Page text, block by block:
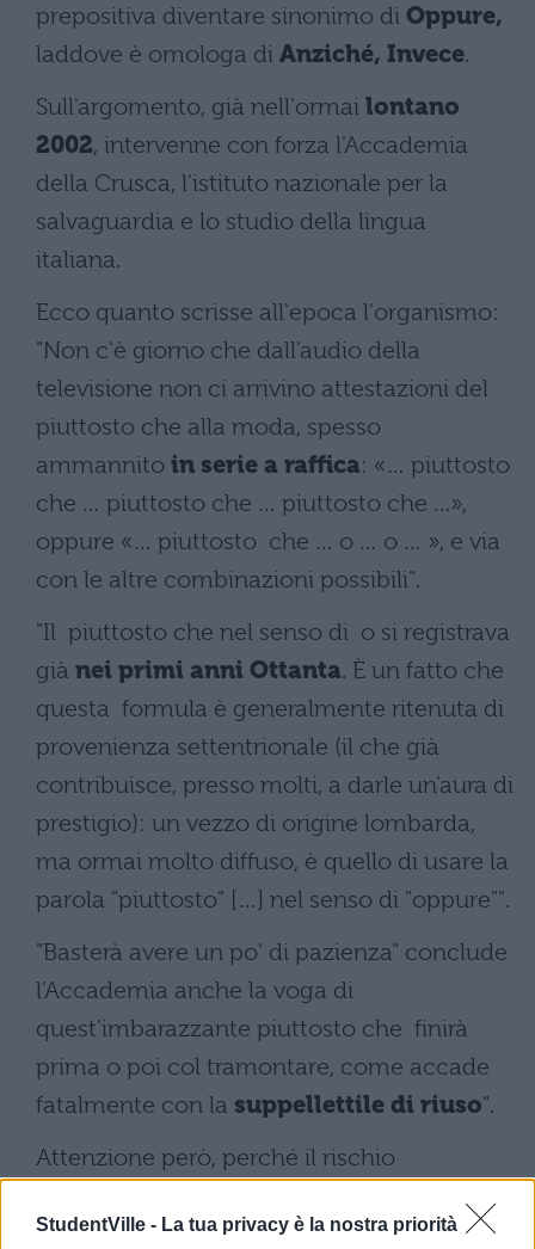
StudentVille - La tua privacy è la nostra priorità
prepositiva diventare sinonimo di Oppure,
laddove è omologa di Anziché, Invece.
Sull'argomento, già nell'ormai lontano
2002, intervenne con forza l'Accademia
della Crusca, l'istituto nazionale per la
salvaguardia e lo studio della lingua
italiana.
Ecco quanto scrisse all'epoca l'organismo:
"Non c'è giorno che dall'audio della
televisione non ci arrivino attestazioni del
piuttosto che alla moda, spesso
ammannito in serie a raffica: «… piuttosto
che … piuttosto che … piuttosto che …»,
oppure «… piuttosto che … o … o … », e via
con le altre combinazioni possibili".
"Il piuttosto che nel senso di o si registrava
già nei primi anni Ottanta. È un fatto che
questa formula è generalmente ritenuta di
provenienza settentrionale (il che già
contribuisce, presso molti, a darle un'aura di
prestigio): un vezzo di origine lombarda,
ma ormai molto diffuso, è quello di usare la
parola "piuttosto" […] nel senso di "oppure"".
"Basterà avere un po' di pazienza" conclude
l'Accademia anche la voga di
quest'imbarazzante piuttosto che finirà
prima o poi col tramontare, come accade
fatalmente con la suppellettile di riuso".
Attenzione però, perché il rischio
una volta appiattito semanticamente